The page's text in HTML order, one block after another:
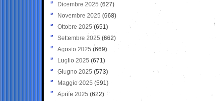
Dicembre 2025 (627)
Novembre 2025 (668)
Ottobre 2025 (651)
Settembre 2025 (662)
Agosto 2025 (669)
Luglio 2025 (671)
Giugno 2025 (573)
Maggio 2025 (591)
Aprile 2025 (622)